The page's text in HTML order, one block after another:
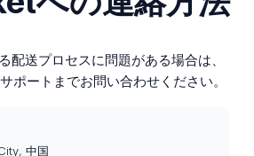
配送プロセスに問題がある場合は、
ポートまでお問い合わせください。
中国